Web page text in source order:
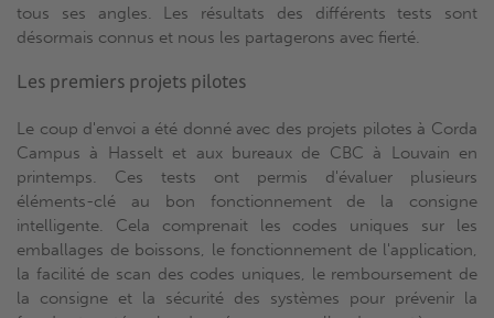
tous ses angles. Les résultats des différents tests sont
désormais connus et nous les partagerons avec fierté.
Les premiers projets pilotes
Le coup d'envoi a été donné avec des projets pilotes à Corda
Campus à Hasselt et aux bureaux de CBC à Louvain en
printemps. Ces tests ont permis d'évaluer plusieurs
éléments-clé au bon fonctionnement de la consigne
intelligente. Cela comprenait les codes uniques sur les
emballages de boissons, le fonctionnement de l'application,
la facilité de scan des codes uniques, le remboursement de
la consigne et la sécurité des systèmes pour prévenir la